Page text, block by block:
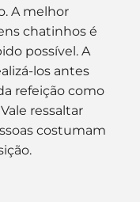
A melhor
chatinhos é
possível. A
los antes
refeição como
ressaltar
costumam